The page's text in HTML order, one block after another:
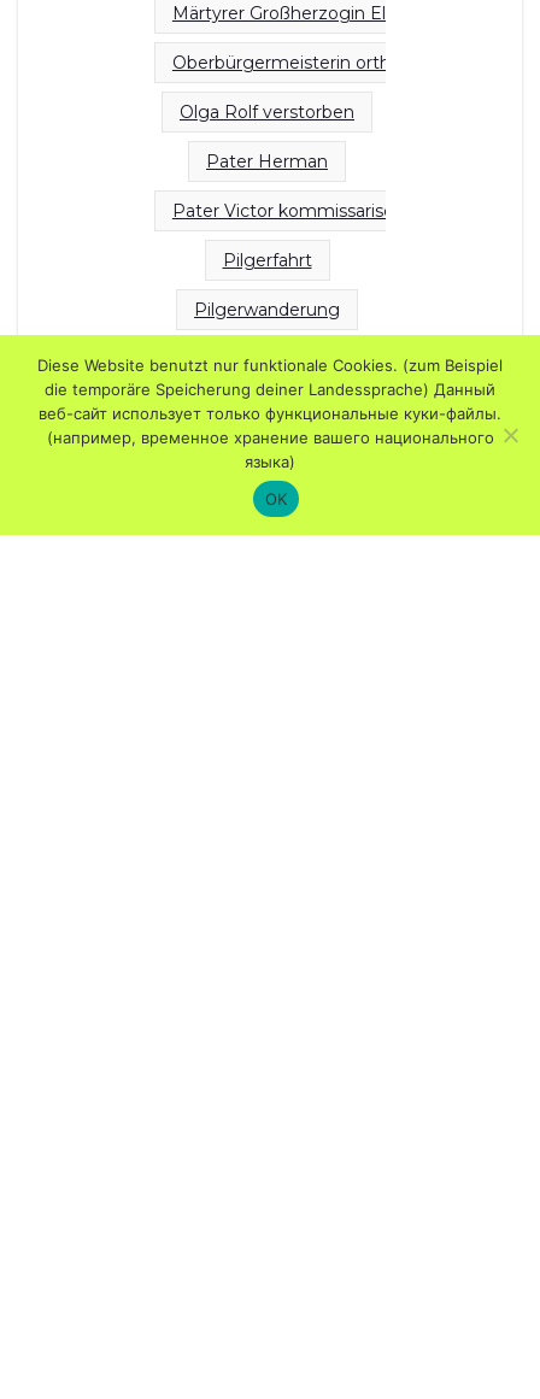
Märtyrer Großherzogin Elizabeth Nonne
Oberbürgermeisterin orthodoxe Kirchen
Olga Rolf verstorben
Pater Herman
Pater Victor kommissarischen Rektor
Pilgerfahrt
Pilgerwanderung
Quarantänebestimmungen Corona
Sofortmaßnahmen Regierung
Sonntagsschule
Weihnachten Esel Herberge Hirten Engel
Diese Website benutzt nur funktionale Cookies. (zum Beispiel
die temporäre Speicherung deiner Landessprache) Данный
веб-сайт использует только функциональные куки-файлы.
(например, временное хранение вашего национального
языка)
OK